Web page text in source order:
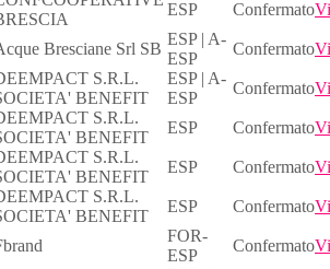
ESP Confermato
Bresciane Srl SB
ESP | A-
ESP
Confermato
S.R.L.
BENEFIT
ESP | A-
ESP
Confermato
S.R.L.
BENEFIT
ESP Confermato
S.R.L.
BENEFIT
ESP Confermato
S.R.L.
BENEFIT
ESP Confermato
FOR-
ESP
Confermato